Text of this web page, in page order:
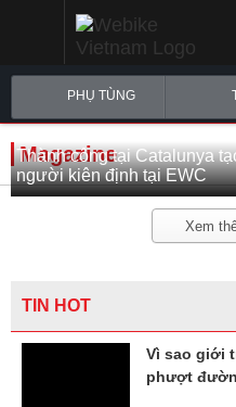
PHỤ TÙNG
Magazine
Thành công tại Catalunya
người kiên định tại EWC
Xem
TIN HOT
Vì sao giới
phượt